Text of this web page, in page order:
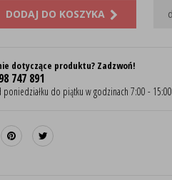
DODAJ DO KOSZYKA
dotyczące produktu? Zadzwoń!
747 891
poniedziałku do piątku w godzinach 7:00 - 15:00